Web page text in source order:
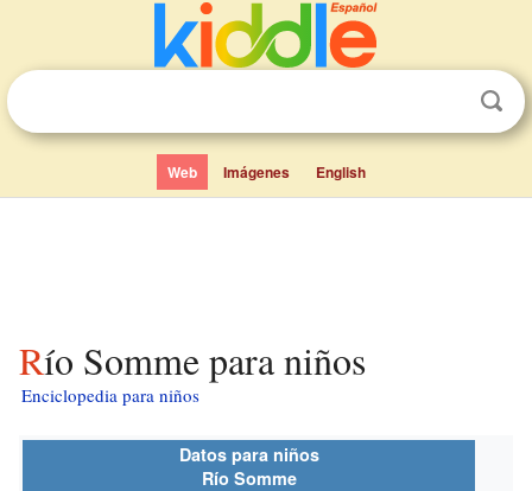
Web Imágenes English
Río Somme para niños
Enciclopedia para niños
Datos para niños
Río Somme